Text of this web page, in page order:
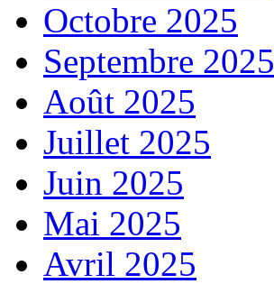
Octobre 2025
Septembre 2025
Août 2025
Juillet 2025
Juin 2025
Mai 2025
Avril 2025